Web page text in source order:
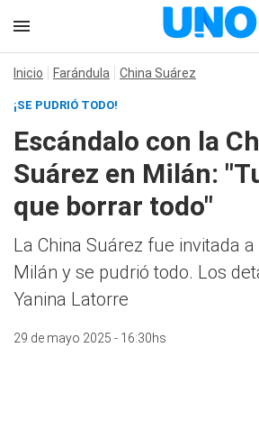
Inicio Farándula China Suárez
¡SE PUDRIÓ TODO!
Escándalo con la
Suárez en Milán:
que borrar todo"
La China Suárez fue invitada
Milán y se pudrió todo. Los
Yanina Latorre
29 de mayo 2025 - 16:30hs